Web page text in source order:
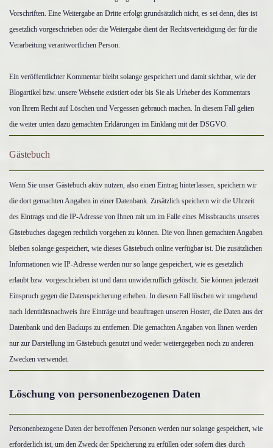
Vorschriften. Eine Weitergabe an Dritte erfolgt grundsätzlich nicht, es sei denn, dies ist
gesetzlich vorgeschrieben oder die Weitergabe dient der Rechtsverteidigung der für die
Verarbeitung verantwortlichen Person.
Ein veröffentlichter Kommentar bleibt solange gespeichert und damit sichtbar, wie der
Blogartikel bzw. unsere Webseite existiert oder bis Sie als Urheber des Kommentars
von Ihrem Recht auf Löschen und Vergessen gebrauch machen. In diesem Fall gelten
die weiter unten dazu gemachten Erklärungen im Einklang mit der DSGVO.
Gästebuch
Wenn Sie unser Gästebuch aktiv nutzen, also einen Eintrag hinterlassen, speichern wir
die dort gemachten Angaben in einer Datenbank. Zusätzlich speichern wir die Uhrzeit
des Eintrags und die IP-Adresse von Ihnen mit um im Falle eines Missbrauchs unseres
Gästebuches dagegen rechtlich vorgehen zu können. Die von Ihnen gemachten Angaben
bleiben solange gespeichert, wie dieses Gästebuch online verfügbar ist. Die zusätzlichen
Informationen wie IP-Adresse werden nur so lange gespeichert, wie es gesetzlich
erlaubt bzw. vorgeschrieben ist und dann unwiderruflich gelöscht. Sie können jederzeit
Einspruch gegen die Datenspeicherung erheben. In diesem Fall löschen wir umgehend
nach Identitätsnachweis ihre Einträge und beauftragen unseren Hoster, die Daten aus der
Datenbank und den Backups zu entfernen. Die gemachten Angaben von Ihnen werden
nur zur Darstellung im Gästebuch genutzt und weder weitergegeben noch zu anderen
Zwecken verwendet.
Löschung von personenbezogenen Daten
Personenbezogene Daten der betroffenen Personen werden nur solange gespeichert, wie
erforderlich ist, um den Zweck der Speicherung zu erfüllen oder sofern dies durch